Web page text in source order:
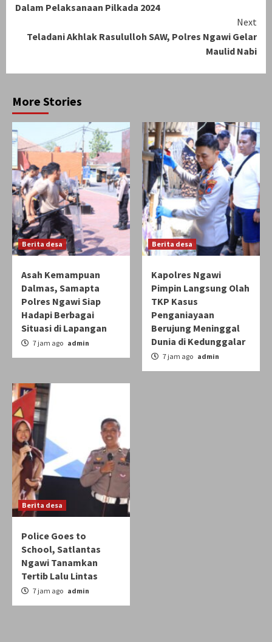
Dalam Pelaksanaan Pilkada 2024
Next
Teladani Akhlak Rasululloh SAW, Polres Ngawi Gelar
Maulid Nabi
More Stories
Berita desa
Asah Kemampuan
Dalmas, Samapta
Polres Ngawi Siap
Hadapi Berbagai
Situasi di Lapangan
7 jam ago admin
Berita desa
Kapolres Ngawi
Pimpin Langsung Olah
TKP Kasus
Penganiayaan
Berujung Meninggal
Dunia di Kedunggalar
7 jam ago admin
Berita desa
Police Goes to
School, Satlantas
Ngawi Tanamkan
Tertib Lalu Lintas
7 jam ago admin